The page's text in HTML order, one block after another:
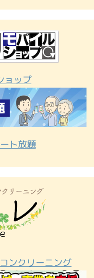
ョップ
ト放題
ンクリーニング